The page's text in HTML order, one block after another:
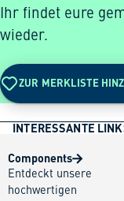
Ihr findet eure
wieder.
ZUR MERKLISTE
INTERESSANTE
Components
Entdeckt unsere
hochwertigen